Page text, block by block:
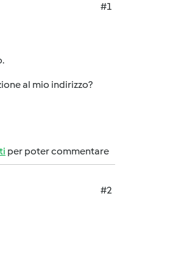
#1
al mio indirizzo?
per poter commentare
#2